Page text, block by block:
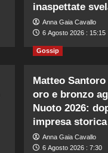
inaspettate
Anna Gaia Cavallo
6 Agosto 2026 : 15:15
Gossip
Matteo
oro e bronzo
Nuoto 2026:
impresa storica
Anna Gaia Cavallo
6 Agosto 2026 : 7:30